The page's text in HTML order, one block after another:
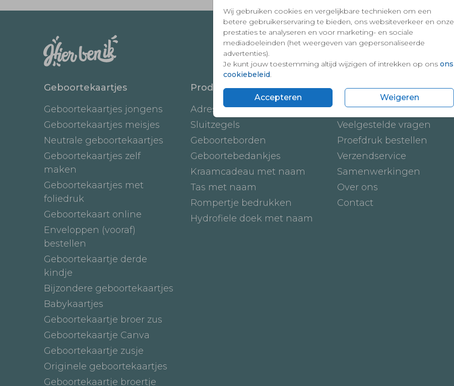
Wij gebruiken cookies en vergelijkbare technieken om een
betere gebruikerservaring te bieden, ons websiteverkeer en onze
prestaties te analyseren en voor marketing- en sociale
mediadoeleinden (het weergeven van gepersonaliseerde
advertenties).
Je kunt jouw toestemming altijd wijzigen of intrekken op ons ons
cookiebeleid
Accepteren Weigeren
Geboortekaartjes
Geboortekaartjes jongens
Geboortekaartjes meisjes
Neutrale geboortekaartjes
Geboortekaartjes zelf
maken
Geboortekaartjes met
foliedruk
Geboortekaart online
Enveloppen (vooraf)
bestellen
Geboortekaartje derde
kindje
Bijzondere geboortekaartjes
Babykaartjes
Geboortekaartje broer zus
Geboortekaartje Canva
Geboortekaartje zusje
Originele geboortekaartjes
Geboortekaartje broertje
Producten
Adresstickers
Sluitzegels
Geboorteborden
Geboortebedankjes
Kraamcadeau met naam
Tas met naam
Rompertje bedrukken
Hydrofiele doek met naam
Onze service
Hoe werkt het
Veelgestelde vragen
Proefdruk bestellen
Verzendservice
Samenwerkingen
Over ons
Contact